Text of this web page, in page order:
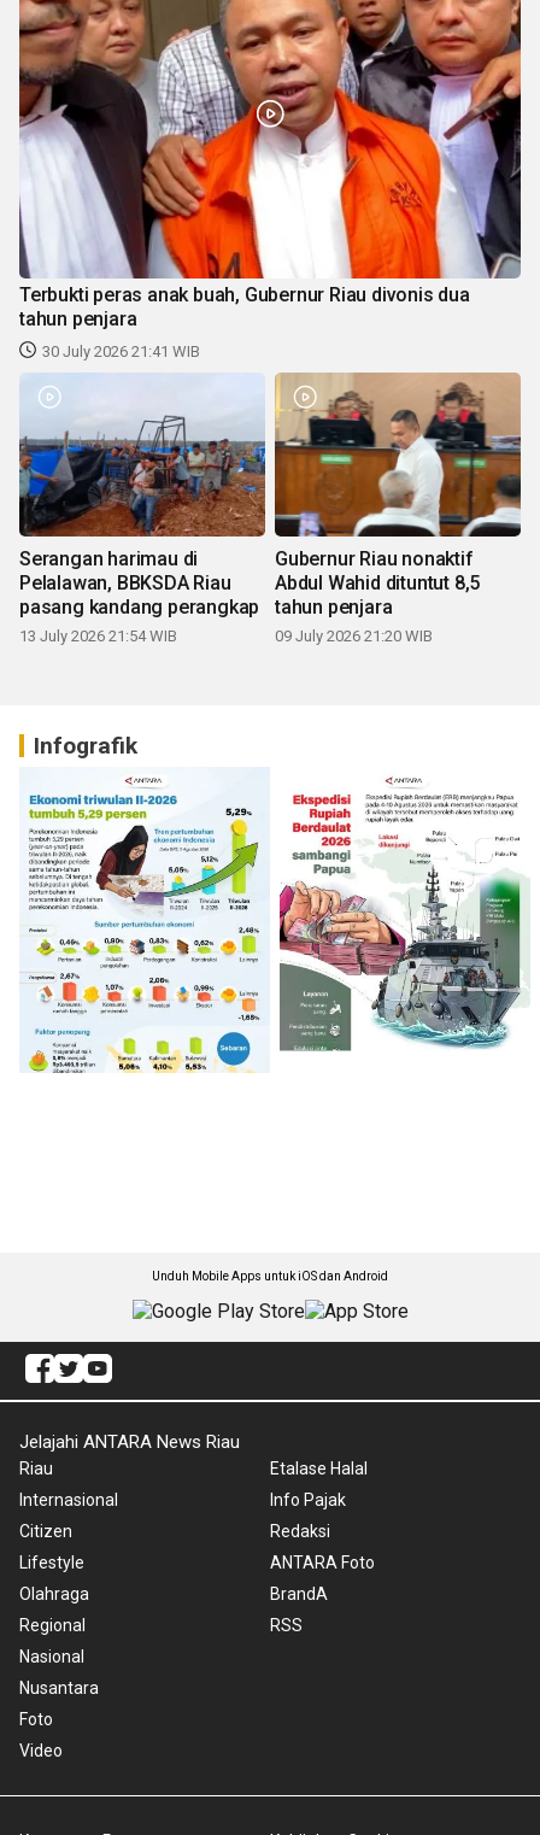
Terbukti peras anak buah, Gubernur Riau divonis dua
tahun penjara
30 July 2026 21:41 WIB
Serangan harimau di
Pelalawan, BBKSDA Riau
pasang kandang perangkap
13 July 2026 21:54 WIB
Gubernur Riau nonaktif
Abdul Wahid dituntut 8,5
tahun penjara
09 July 2026 21:20 WIB
Infografik
Unduh Mobile Apps untuk iOS dan Android
Jelajahi ANTARA News Riau
Riau
Internasional
Citizen
Lifestyle
Olahraga
Regional
Nasional
Nusantara
Foto
Video
Etalase Halal
Info Pajak
Redaksi
ANTARA Foto
BrandA
RSS